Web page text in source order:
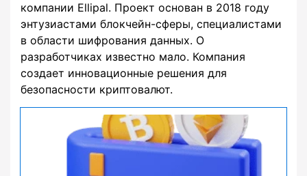
компании Ellipal. Проект основан в 2018 году
энтузиастами блокчейн-сферы, специалистами
в области шифрования данных. О
разработчиках известно мало. Компания
создает инновационные решения для
безопасности криптовалют.